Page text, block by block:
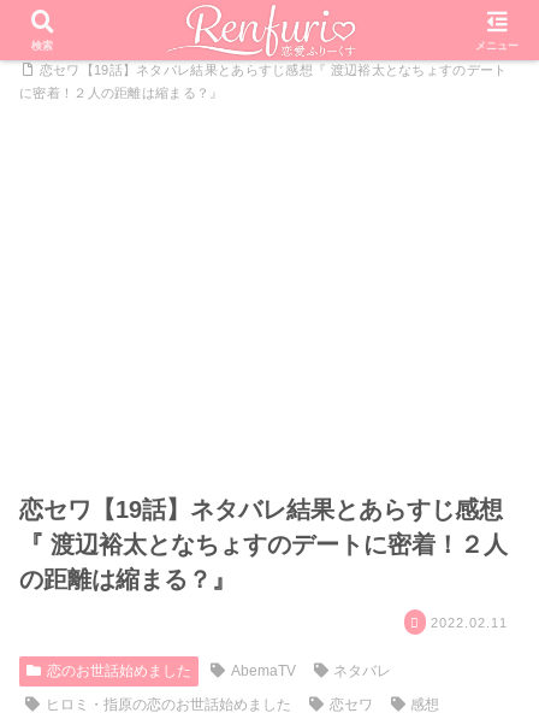
PR
ホーム 恋愛リアリティーショー
恋のお世話始めました
恋セワ【19話】ネタバレ結果とあらすじ感想『 渡辺裕太となちょすのデート
に密着！２人の距離は縮まる？』
恋セワ【19話】ネタバレ結果とあらすじ感想
『 渡辺裕太となちょすのデートに密着！２人
の距離は縮まる？』
2022.02.11
恋のお世話始めました AbemaTV
ネタバレ
ヒロミ・指原の恋のお世話始めました
恋セワ 感想
検索 メニュー